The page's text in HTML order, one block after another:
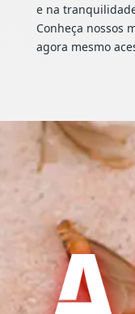
e na
Conheça nossos
agora mesmo